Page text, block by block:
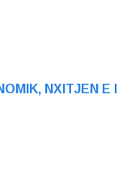
NXITJEN